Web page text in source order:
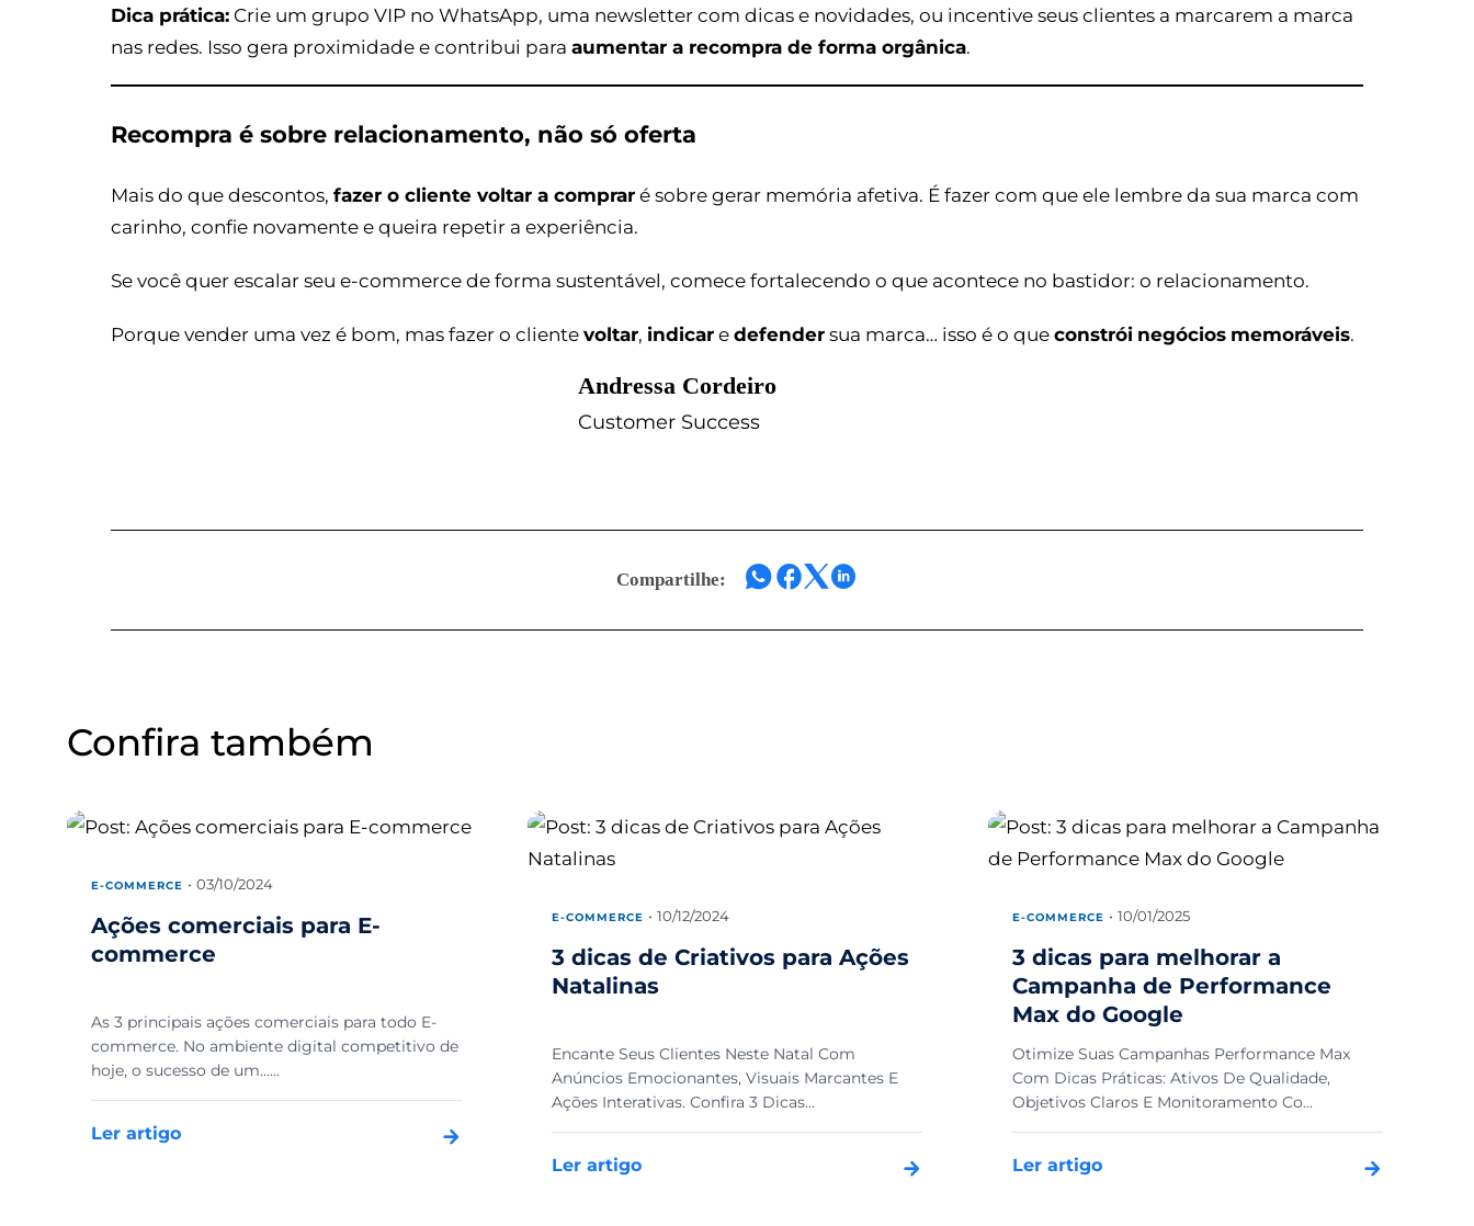
Dica prática: Crie um grupo VIP no WhatsApp, uma newsletter com dicas e novidades, ou incentive seus clientes a marcarem a marca
nas redes. Isso gera proximidade e contribui para aumentar a recompra de forma orgânica.
Recompra é sobre relacionamento, não só oferta
Mais do que descontos, fazer o cliente voltar a compraré sobre gerar memória afetiva. É fazer com que ele lembre da sua marca com
carinho, confie novamente e queira repetir a experiência.
Se você quer escalar seu e-commerce de forma sustentável, comece fortalecendo o que acontece no bastidor: o relacionamento.
Porque vender uma vez é bom, mas fazer o clientevoltar, indicaredefendersua marca… isso é o queconstrói negócios memoráveis.
Andressa Cordeiro
Customer Success
Compartilhe:
Confira também
E-COMMERCE 03/10/2024
Ações comerciais para E-
commerce
As 3 principais ações comerciais para todo E-
commerce. No ambiente digital competitivo de
hoje, o sucesso de um......
Ler artigo
E-COMMERCE 10/12/2024
3 dicas de Criativos para Ações
Natalinas
Encante Seus Clientes Neste Natal Com
Anúncios Emocionantes, Visuais Marcantes E
Ações Interativas. Confira 3 Dicas...
Ler artigo
E-COMMERCE 10/01/2025
3 dicas para melhorar a
Campanha de Performance
Max do Google
Otimize Suas Campanhas Performance Max
Com Dicas Práticas: Ativos De Qualidade,
Objetivos Claros E Monitoramento Co...
Ler artigo